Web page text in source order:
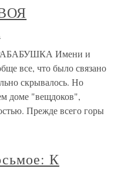
Имени и
все, что было связано
скрывалось. Но
доме "вещдоков",
Прежде всего горы
К